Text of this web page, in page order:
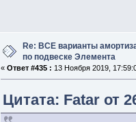
Re: ВСЕ варианты
по подвеске Элемента
«Ответ #435 : 13 Ноября 2019,
Цитата: Fatar от